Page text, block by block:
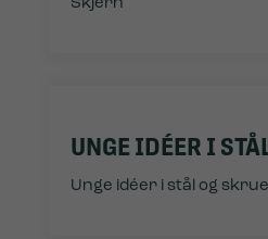
Skjern
UNGE IDÉER I
Unge idéer i stål og